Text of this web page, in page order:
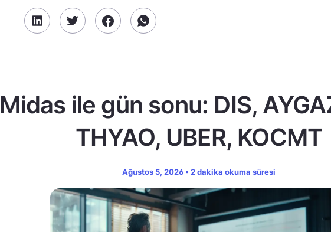
Midas ile gün sonu: DIS,
THYAO, UBER, KOCMT
Ağustos 5, 2026 • 2 dakika okuma süresi